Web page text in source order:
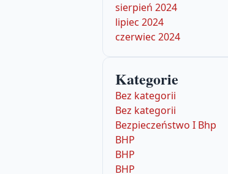
sierpień 2024
lipiec 2024
czerwiec 2024
Kategorie
Bez kategorii
Bez kategorii
Bezpieczeństwo I Bhp
BHP
BHP
BHP